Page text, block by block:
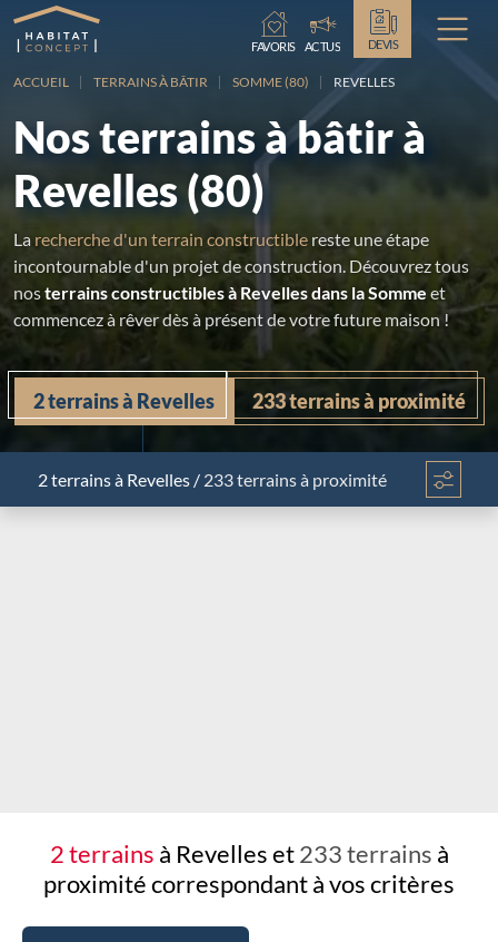
Chargement...
FAVORIS
ACTUS DEVIS
ACCUEIL TERRAINS À BÂTIR SOMME (80) REVELLES
Nos terrains à bâtir à
Revelles (80)
La recherche d'un terrain constructible reste une étape
incontournable d'un projet de construction. Découvrez tous
nosterrains constructibles à Revelles dans la Somme et
commencez à rêver dès à présent de votre future maison !
2 terrains à Revelles 233 terrains à proximité
2 terrainsà Revelles / 233 terrains à proximité
2 terrains à Revelles et233 terrains à
proximitécorrespondant à vos critères